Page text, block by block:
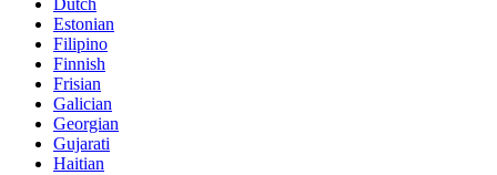
Dutch
Estonian
Filipino
Finnish
Frisian
Galician
Georgian
Gujarati
Haitian